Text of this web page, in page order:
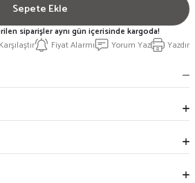
Sepete Ekle
Karşılaştır Fiyat Alarmı Yorum Yaz Yazdır
siparişler aynı gün içerisinde kargoda!